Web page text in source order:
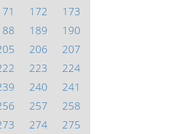
172
173
189
190
206
207
223
224
240
241
257
258
274 275